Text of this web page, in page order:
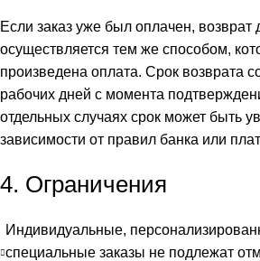
Если заказ уже был оплачен, возврат
осуществляется тем же способом,
произведена оплата. Срок возврата
рабочих дней с момента
отдельных случаях срок может быть
зависимости от правил банка или
4. Ограничения
Индивидуальные,
специальные заказы не подлежат